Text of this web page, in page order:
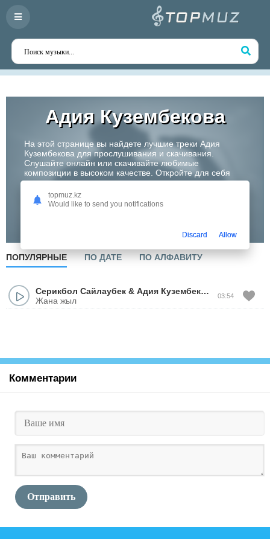
Адия Кузембекова
На этой странице вы найдете лучшие треки Адия
Кузембекова для прослушивания и скачивания.
Слушайте онлайн или скачивайте любимые
композиции в высоком качестве. Откройте для себя
творчество одного из самых перспективных артистов
Казахстана!
ПОПУЛЯРНЫЕ ПО ДАТЕ ПО АЛФАВИТУ
Серикбол Сайлаубек & Адия Кузембекова
Жана жыл
03:54
Комментарии
Отправить
topmuz.kz
Would like to send you notifications
Discard Allow